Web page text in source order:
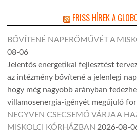
FRISS HÍREK A
BŐVÍTENÉ NAPERŐMŰVÉT A
08-06
Jelentős energetikai fejlesztést
az intézmény bővítené a jelenlegi
hogy még nagyobb arányban
villamosenergia-igényét megújuló
NEGYVEN CSECSEMŐ VÁRJA A
MISKOLCI KÓRHÁZBAN 2026-08-